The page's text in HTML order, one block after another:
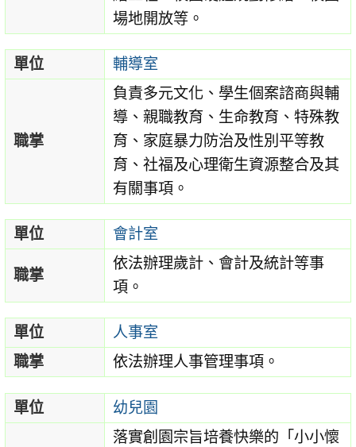
場地開放等。
單位 輔導室
職掌
負責多元文化、學生個案諮商與輔
導、親職教育、生命教育、特殊教
育、家庭暴力防治及性別平等教
育、社福及心理衛生資源整合及其
有關事項。
單位 會計室
職掌
依法辦理歲計、會計及統計等事
項。
單位
人事室
職掌
依法辦理人事管理事項。
單位 幼兒園
落實創園宗旨培養快樂的「小小懷